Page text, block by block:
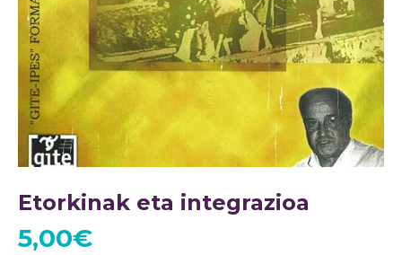
Etorkinak eta integrazioa
5,00€